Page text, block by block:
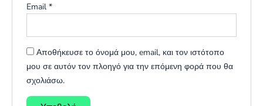
Email*
Αποθήκευσε το όνομά μου, email, και τον ιστότοπο
μου σε αυτόν τον πλοηγό για την επόμενη φορά που θα
σχολιάσω.